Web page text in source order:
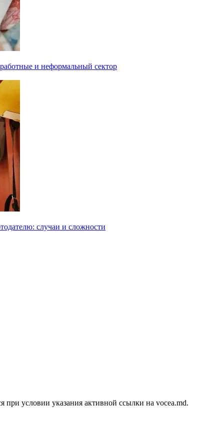
и неформальный сектор
случаи и сложности
при условии указания активной ссылки на vocea.md.